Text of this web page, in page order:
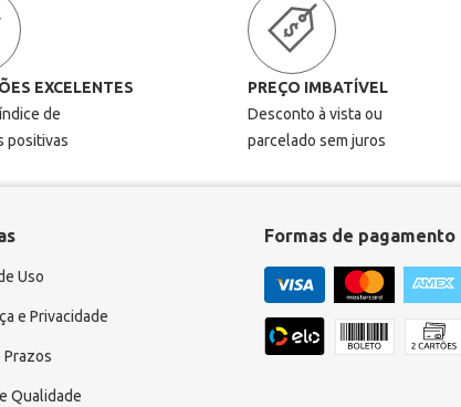
EXCELENTES
de
positivas
PREÇO IMBATÍVEL
Desconto à vista ou
parcelado sem juros
Uso
e Privacidade
Prazos
Qualidade
Formas de pagamento